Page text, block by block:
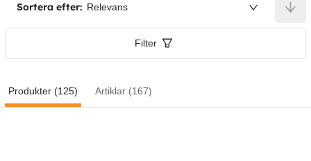
Sortera efter: Relevans
Filter
Produkter (125) Artiklar (167)